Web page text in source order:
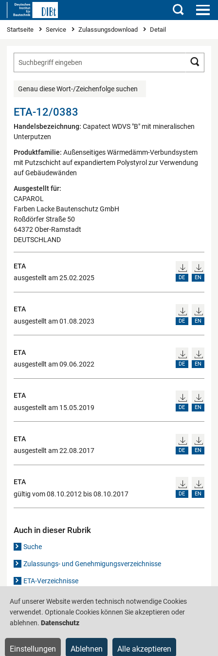
Suchen
Sie sind hier
Startseite Service Zulassungsdownload Detail
Genau diese Wort-/Zeichenfolge suchen
ETA-12/0383
Handelsbezeichnung: Capatect WDVS "B" mit mineralischen
Unterputzen
Produktfamilie: Außenseitiges Wärmedämm-Verbundsystem
mit Putzschicht auf expandiertem Polystyrol zur Verwendung
auf Gebäudewänden
Ausgestellt für:
CAPAROL
Farben Lacke Bautenschutz GmbH
Roßdörfer Straße 50
64372 Ober-Ramstadt
DEUTSCHLAND
ETA
ausgestellt am 25.02.2025
DE EN
ETA
ausgestellt am 01.08.2023
DE EN
ETA
ausgestellt am 09.06.2022
DE EN
ETA
ausgestellt am 15.05.2019
DE EN
ETA
ausgestellt am 22.08.2017
DE EN
ETA
gültig vom 08.10.2012 bis 08.10.2017
DE EN
Auch in dieser Rubrik
Suche
Zulassungs- und Genehmigungsverzeichnisse
ETA-Verzeichnisse
Gutachten-Verzeichnis
Barrierefreiheit Datenschutz Impressum Sitemap
Auf unserer Website werden technisch notwendige Cookies
verwendet. Optionale Cookies können Sie akzeptieren oder
ablehnen. Datenschutz
Einstellungen Ablehnen Alle akzeptieren